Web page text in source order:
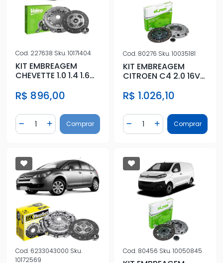
Cod. 227638 Sku.10171404
KIT EMBREAGEM
CHEVETTE 1.0 1.4 1.6
ROLAMENTO
R$ 896,00
Diminuir Quantidade
Quantidade
Adicionar Quantidade
Comprar
Cod. 80276 Sku.10035181
KIT EMBREAGEM
CITROEN C4 2.0 16V
ROLAMENTO
R$ 1.026,10
Diminuir Quantidade
Quantidade
AdicionarComprar
Cod. 6233043000 Sku.
10172569
Cod. 80456 Sku.10050845